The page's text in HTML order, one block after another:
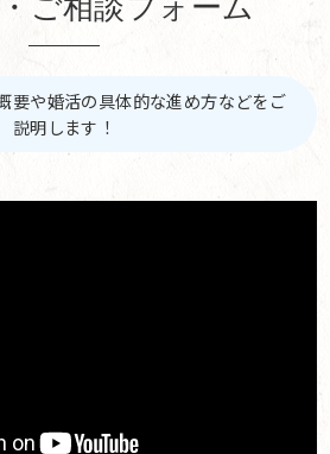
ご相談フォーム
要や婚活の具体的な進め方などをご
説明します！